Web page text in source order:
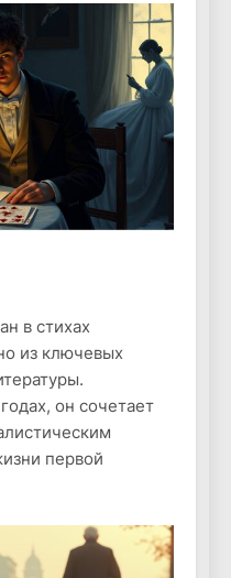
в стихах
из ключевых
он сочетает
первой